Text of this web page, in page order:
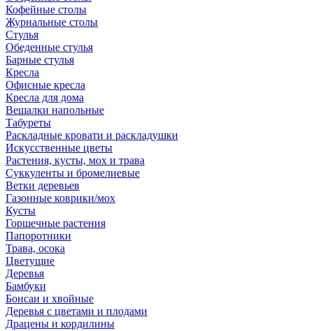
Кофейные столы
Журнальные столы
Стулья
Обеденные стулья
Барные стулья
Кресла
Офисные кресла
Кресла для дома
Вешалки напольные
Табуреты
Раскладные кровати и раскладушки
Искусственные цветы
Растения, кусты, мох и трава
Суккуленты и бромелиевые
Ветки деревьев
Газонные коврики/мох
Кусты
Горшечные растения
Папоротники
Трава, осока
Цветущие
Деревья
Бамбуки
Бонсаи и хвойные
Деревья с цветами и плодами
Драцены и кордилины